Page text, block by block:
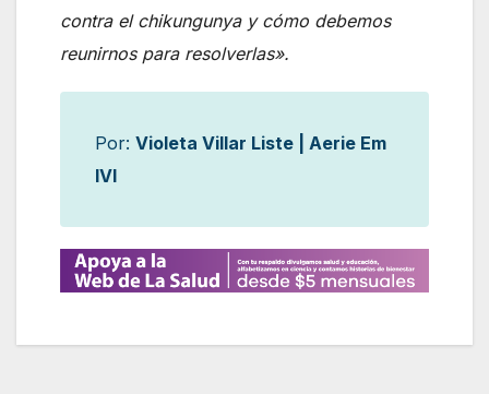
contra el chikungunya y cómo debemos
reunirnos para resolverlas».
Por: Violeta Villar Liste | Aerie Em
IVI